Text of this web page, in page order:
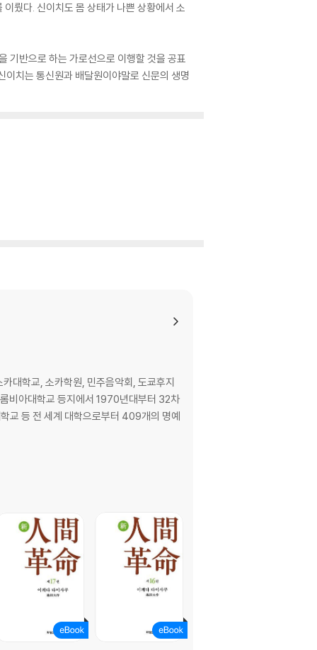
뤘다. 신이치도 몸 상태가 나쁜 상황에서 소
기반으로 하는 가로선으로 이행할 것을 공표
이치는 통신원과 배달원이야말로 신문의 생명
대학교, 소카학원, 민주음악회, 도쿄후지
비아대학교 등지에서 1970년대부터 32차
교 등 전 세계 대학으로부터 409개의 명예